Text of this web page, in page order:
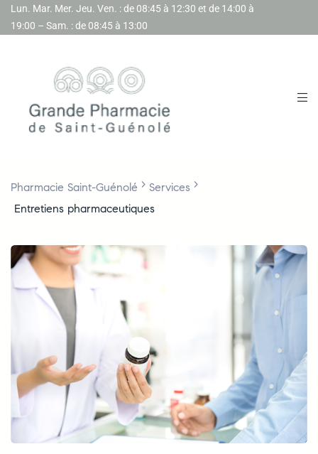
Lun. Mar. Mer. Jeu. Ven. : de 08:45 à 12:30 et de 14:00 à
19:00 – Sam. : de 08:45 à 13:00
Pharmacie Saint-Guénolé > Services >
Entretiens pharmaceutiques